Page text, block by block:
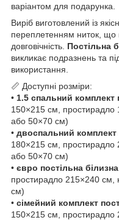
варіантом для подарунка.
Виріб виготовлений із
переплетенням ниток, що
довговічність. Постільна
викликає подразнень та
використання.
📏 Доступні розміри:
• 1.5 спальний комплект
150×215 см, простирадло
або 50×70 см)
• двоспальний комплект
180×215 см, простирадло
або 50×70 см)
• євро постільна білизна
простирадло 215×240 см,
см)
• сімейний комплект
150×215 см, простирадло